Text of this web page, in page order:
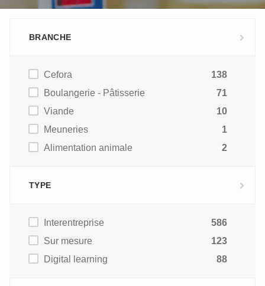
BRANCHE
Cefora
138
Boulangerie - Pâtisserie
71
Viande
10
Meuneries
1
Alimentation animale
2
TYPE
Interentreprise
586
Sur mesure
123
Digital learning
88